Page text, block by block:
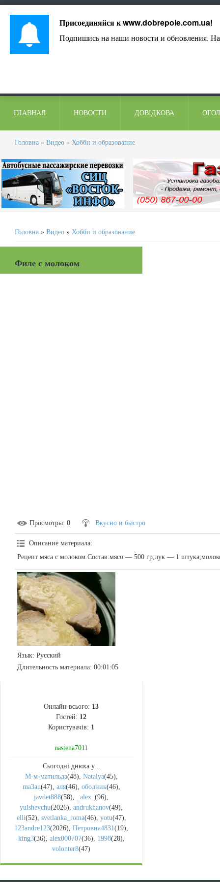
ГЛАВНАЯ НОВОСТИ ДОВІДКОВА
Головна » Видео » Хобби и образование
Головна » Видео » Хобби и образование
Филе с молоком
Просмотры: 0 Вкусно и быстро
Описание материала:
Рецепт мяса с молоком.Состав:мясо — 500 гр;лук — 1
Язык: Русский
Длительность материала: 00:01:05
Онлайн всього: 13
Гостей: 12
Користувачів: 1
nastena7011
Сьогодні днюха у...
М-м-матильда(48), Natalya(45),
ma3au(47), аля(46), ободник(46),
javdet888(58), _alex_ (96),
yulshevchu(2026), andrukhanov(49),
elli(52), svetlanka_roma(46), yotu(47),
123andre123(2026), Петровна4831(19),
king3(36), alex000707(36), 1998(28),
volonter8(47)
Присоединяйся кwww.dobrepole.com.ua!
Подпишись на наши новости и обновления.